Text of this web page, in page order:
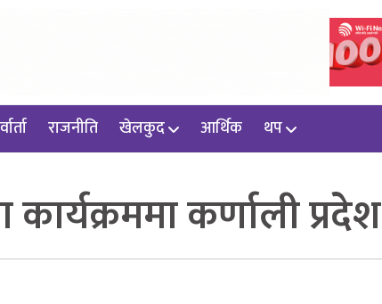
राजनीति खेलकुद आर्थिक थप
कर्णाली प्रदेश